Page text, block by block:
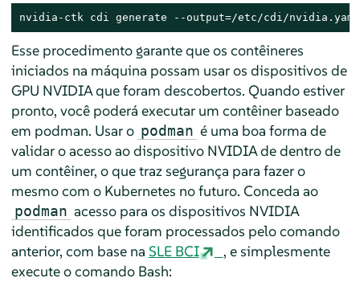
nvidia-ctk cdi generate --output=/etc/cdi/nvidia.yaml
Esse procedimento garante que os contêineres
iniciados na máquina possam usar os dispositivos de
GPU NVIDIA que foram descobertos. Quando estiver
pronto, você poderá executar um contêiner baseado
em podman. Usar o podman é uma boa forma de
validar o acesso ao dispositivo NVIDIA de dentro de
um contêiner, o que traz segurança para fazer o
mesmo com o Kubernetes no futuro. Conceda ao
podman acesso para os dispositivos NVIDIA
identificados que foram processados pelo comando
anterior, com base na SLE BCI
, e simplesmente
execute o comando Bash: